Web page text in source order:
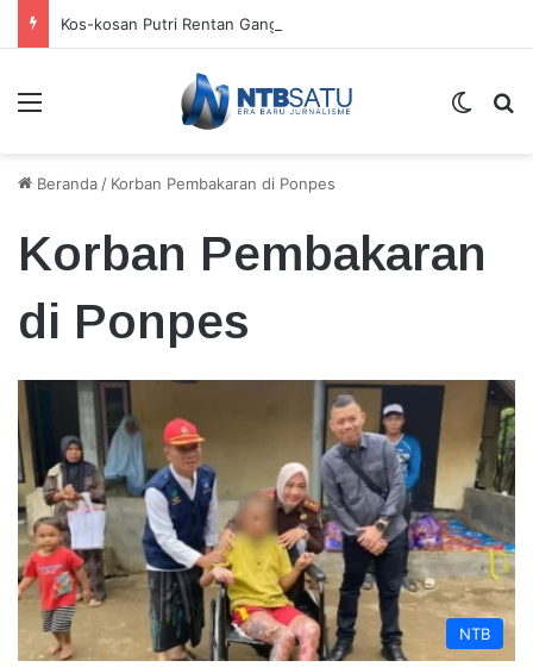
Kos-kosan Putri Rentan Gangguan Kamtibmas
Menu
Beranda / Korban Pembakaran di Ponpes
Korban Pembakaran
di Ponpes
NTB